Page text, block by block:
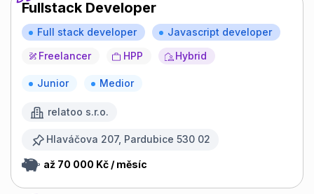
Fullstack Developer
Full stack developer
Javascript developer
Freelancer
HPP Hybrid
Junior Medior
relatoo s.r.o.
Hlaváčova 207, Pardubice 530 02
až 70 000 Kč / měsíc